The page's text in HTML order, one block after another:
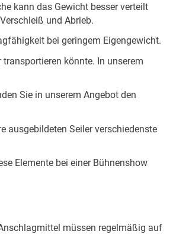
kann das Gewicht besser verteilt
und Abrieb.
bei geringem Eigengewicht.
könnte. In unserem
Sie in unserem Angebot den
ausgebildeten Seiler verschiedenste
Elemente bei einer Bühnenshow
müssen regelmäßig auf